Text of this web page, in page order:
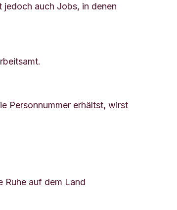
jedoch auch Jobs, in denen
Personnummer erhältst, wirst
Ruhe auf dem Land